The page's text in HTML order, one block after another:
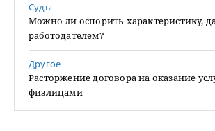
Суды
Можно ли оспорить характеристику,
работодателем?
Другое
Расторжение договора на оказание
физлицами